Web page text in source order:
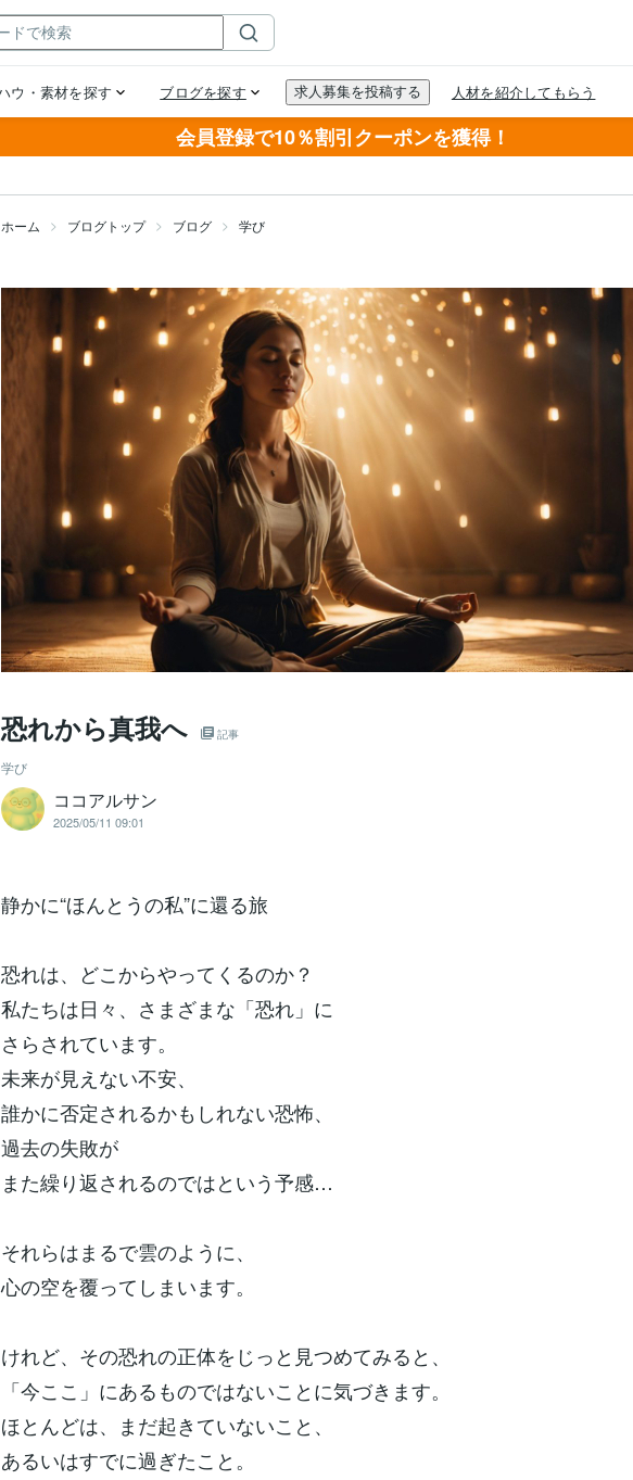
会員登録で10％割引クーポンを獲得！
ホーム ブログトップ ブログ 学び
恐れから真我へ 記事
学び
ココアルサン
2025/05/11 09:01
静かに“ほんとうの私”に還る旅
恐れは、どこからやってくるのか？
私たちは日々、さまざまな「恐れ」に
さらされています。
未来が見えない不安、
誰かに否定されるかもしれない恐怖、
過去の失敗が
また繰り返されるのではという予感…
それらはまるで雲のように、
心の空を覆ってしまいます。
けれど、その恐れの正体をじっと見つめてみると、
「今ここ」にあるものではないことに気づきます。
ほとんどは、まだ起きていないこと、
あるいはすでに過ぎたこと。